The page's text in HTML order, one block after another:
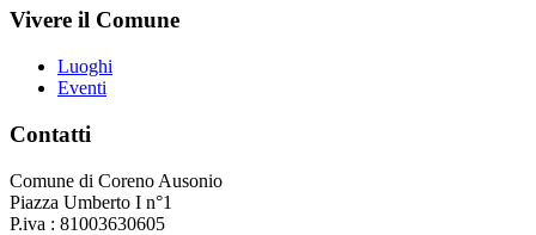
Vivere il Comune
Luoghi
Eventi
Contatti
Comune di Coreno Ausonio
Piazza Umberto I n°1
P.iva : 81003630605